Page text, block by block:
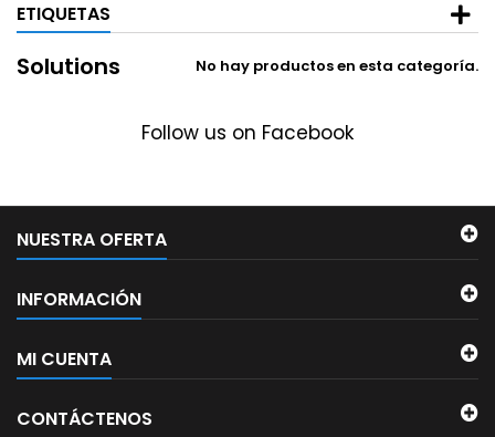
ETIQUETAS
Solutions No hay productos en esta categoría.
Follow us on Facebook
NUESTRA OFERTA
INFORMACIÓN
MI CUENTA
CONTÁCTENOS